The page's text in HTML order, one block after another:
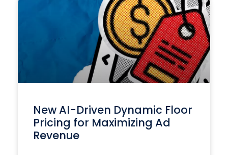
New AI-Driven Dynamic Floor
Pricing for Maximizing Ad
Revenue